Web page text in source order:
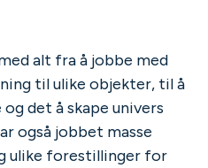
alt fra å jobbe med
til ulike objekter, til å
det å skape univers
også jobbet masse
ulike forestillinger for